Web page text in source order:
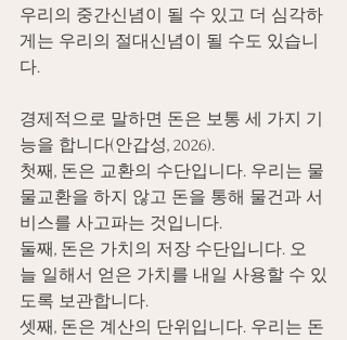
우리의 중간신념이 될 수 있고 더 심각하
게는 우리의 절대신념이 될 수도 있습니
다.
경제적으로 말하면 돈은 보통 세 가지 기
능을 합니다(안갑성, 2026).
첫째, 돈은 교환의 수단입니다. 우리는 물
물교환을 하지 않고 돈을 통해 물건과 서
비스를 사고파는 것입니다.
둘째, 돈은 가치의 저장 수단입니다. 오
늘 일해서 얻은 가치를 내일 사용할 수 있
도록 보관합니다.
셋째, 돈은 계산의 단위입니다. 우리는 돈